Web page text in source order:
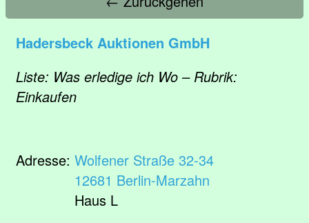
Hadersbeck Auktionen GmbH
Liste: Was erledige ich Wo – Rubrik:
Einkaufen
Adresse: Wolfener Straße 32-34
12681 Berlin-Marzahn
Haus L